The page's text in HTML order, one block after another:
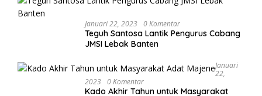
Januari 22, 2023 0 Komentar
Teguh Santosa Lantik Pengurus Cabang
JMSI Lebak Banten
Januari
22,
2023 0 Komentar
Kado Akhir Tahun untuk Masyarakat